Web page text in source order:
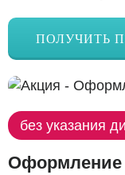
ПОЛУЧИТЬ
без указания
Оформление